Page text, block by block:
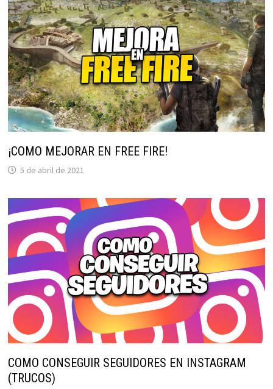
¡COMO MEJORAR EN FREE FIRE!
5 de abril de 2021
COMO CONSEGUIR SEGUIDORES EN INSTAGRAM
(TRUCOS)